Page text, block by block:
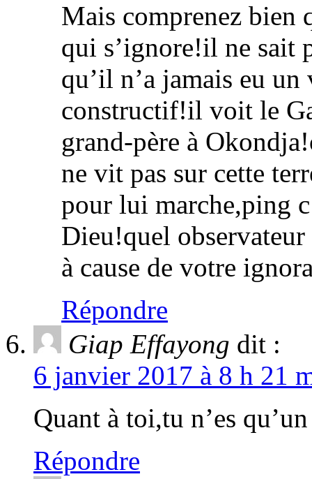
Mais comprenez bien
qui s’ignore!il ne sait
qu’il n’a jamais eu
constructif!il voit le
grand-père à
ne vit pas sur cette
pour lui marche,ping
Dieu!quel
à cause de votre
Répondre
Giap Effayong dit :
6 janvier 2017 à 8 h 21
Quant à toi,tu n’es
Répondre